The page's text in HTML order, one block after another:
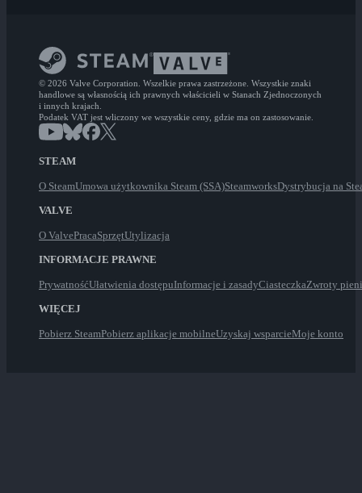
© 2026 Valve Corporation. Wszelkie prawa zastrzeżone. Wszystkie znaki
handlowe są własnością ich prawnych właścicieli w Stanach Zjednoczonych
i innych krajach.
Podatek VAT jest wliczony we wszystkie ceny, gdzie ma on zastosowanie.
STEAM
O SteamUmowa użytkownika Steam (SSA)SteamworksDystrybucja na
VALVE
O ValvePracaSprzętUtylizacja
INFORMACJE PRAWNE
PrywatnośćUłatwienia dostępuInformacje i zasadyCiasteczkaZwroty
WIĘCEJ
Pobierz SteamPobierz aplikacje mobilneUzyskaj wsparcieMoje konto